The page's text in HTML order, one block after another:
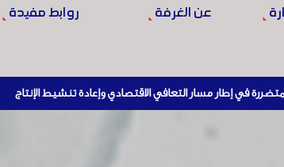
عن الغرفة روابط مفيدة